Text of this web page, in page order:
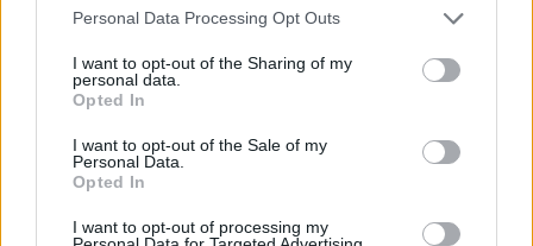
Personal Data Processing Opt Outs
I want to opt-out of the Sharing of my
personal data.
Opted In
I want to opt-out of the Sale of my
Personal Data.
Opted In
I want to opt-out of processing my
https://mdimop.gr
φωτό: iStock